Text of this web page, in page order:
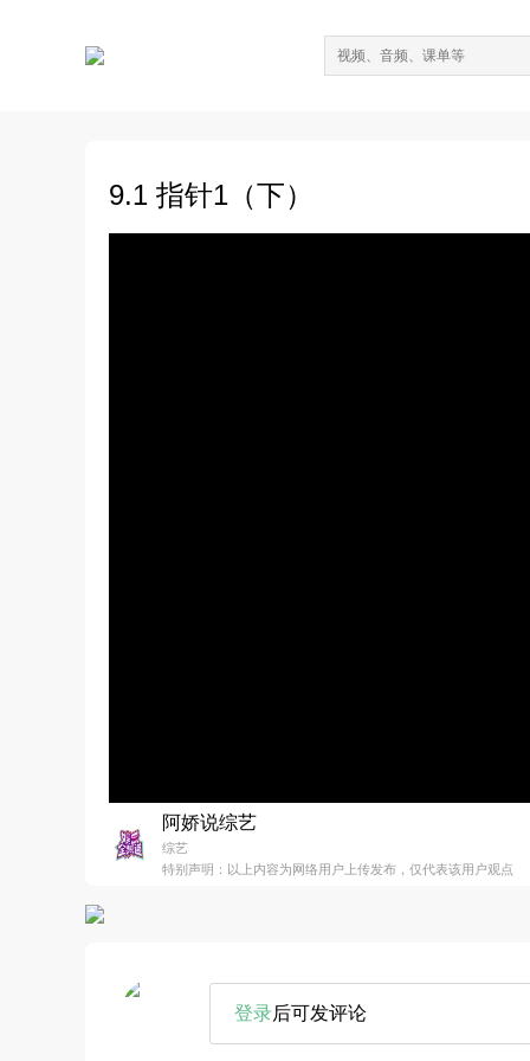
9.1 指针1（下）
阿娇说综艺
综艺
特别声明：以上内容为网络用户上传发布，仅代表该用户观点
登录后可发评论